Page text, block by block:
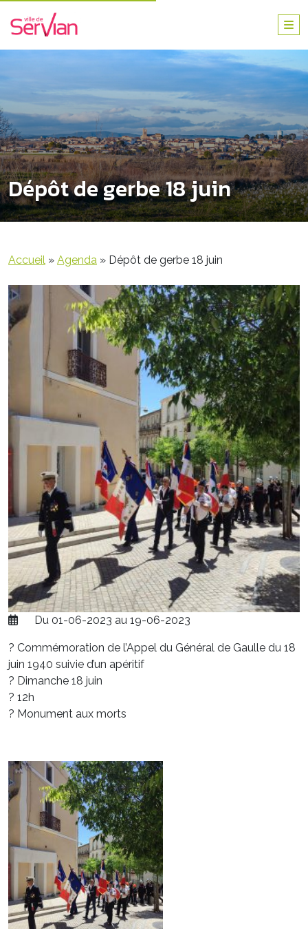
Dépôt de gerbe 18 juin
Accueil » Agenda » Dépôt de gerbe 18 juin
Du 01-06-2023 au 19-06-2023
? Commémoration de l’Appel du Général de Gaulle du 18
juin 1940 suivie d’un apéritif
? Dimanche 18 juin
? 12h
? Monument aux morts